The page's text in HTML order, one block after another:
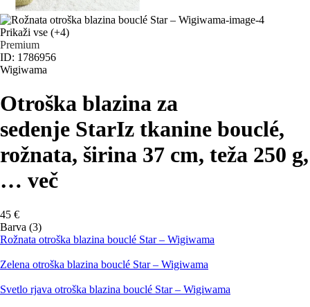
Prikaži vse (+4)
Premium
ID: 1786956
Wigiwama
Otroška blazina za
sedenje StarIz tkanine bouclé,
rožnata, širina 37 cm, teža 250 g,
… več
45 €
Barva (3)
Rožnata otroška blazina bouclé Star – Wigiwama
Zelena otroška blazina bouclé Star – Wigiwama
Svetlo rjava otroška blazina bouclé Star – Wigiwama